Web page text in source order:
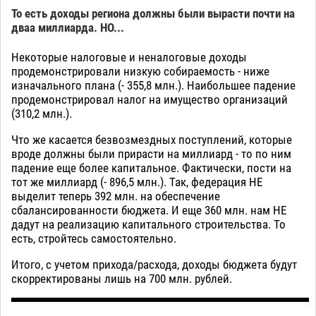
То есть доходы региона должны были вырасти почти на
дваа миллиарда. НО...
Некоторые налоговые и неналоговые доходы
продемонстрировали низкую собираемость - ниже
изначального плана (- 355,8 млн.). Наибольшее падение
продемонстрировал налог на имущество организаций
(310,2 млн.).
Что же касается безвозмездных поступлений, которые
вроде должны были прирасти на миллиард - то по ним
падение еще более капитальное. Фактически, пости на
тот же миллиард (- 896,5 млн.). Так, федерация НЕ
выделит теперь 392 млн. на обеспечение
сбалансированности бюджета. И еще 360 млн. нам НЕ
дадут на реализацию капитального строительства. То
есть, стройтесь самостоятельно.
Итого, с учетом прихода/расхода, доходы бюджета будут
скорректированы лишь на 700 млн. рублей.